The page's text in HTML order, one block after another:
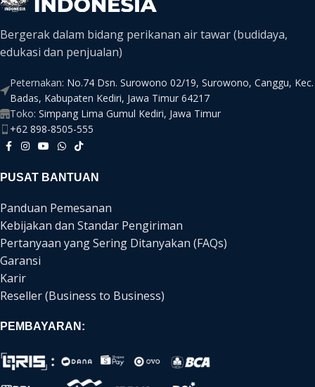
Bergerak dalam bidang perikanan air tawar (budidaya,
edukasi dan penjualan)
Peternakan: No.74 Dsn. Surowono 02/19, Surowono, Canggu, Kec.
Badas, Kabupaten Kediri, Jawa Timur 64217
Toko: Simpang Lima Gumul Kediri, Jawa Timur
+62 898-8505-555
PUSAT BANTUAN
Panduan Pemesanan
Kebijakan dan Standar Pengiriman
Pertanyaan yang Sering Ditanyakan (FAQs)
Garansi
Karir
Reseller (Business to Business)
PEMBAYARAN: